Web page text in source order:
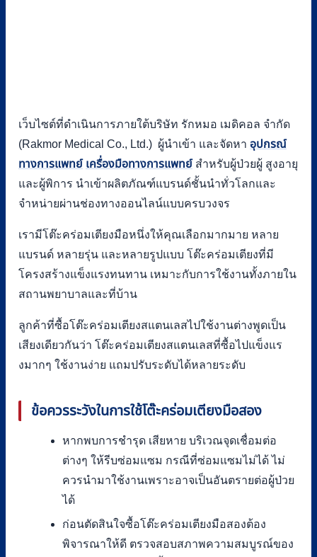
เว็บไซต์ที่ดำเนินการภายใต้บริษัท รักหมอ เมดิคอล จำกัด
(Rakmor Medical Co., Ltd.) ผู้นำเข้า และจัดหา อุปกรณ์
ทางการแพทย์ เครื่องมือทางการแพทย์สำหรับผู้ป่วยผู้ สูงอายุ
และผู้พิการ นำเข้าผลิตภัณฑ์แบรนด์ชั้นนำทั่วโลกและ
จำหน่ายผ่านช่องทางออนไลน์แบบครบวงจร
เรามีโต๊ะคร่อมเตียงมือหนึ่งให้คุณเลือกมากมาย หลาย
แบรนด์ หลายรุ่น และหลายรูปแบบ โต๊ะคร่อมเตียงที่มี
โครงสร้างแข็งแรงทนทาน เหมาะกับการใช้งานทั้งภายใน
สถานพยาบาลและที่บ้าน
ลูกค้าที่ซื้อโต๊ะคร่อมเตียงสแตนเลสไปใช้งานต่างพูดเป็น
เสียงเดียวกันว่า โต๊ะคร่อมเตียงสแตนเลสที่ซื้อไปแข็งแร
งมากๆ ใช้งานง่าย แถมปรับระดับได้หลายระดับ
ข้อควรระวังในการใช้โต๊ะคร่อมเตียงมือสอง
หากพบการชำรุด เสียหาย บริเวณจุดเชื่อมต่อ
ต่างๆ ให้รีบซ่อมแซม กรณีที่ซ่อมแซมไม่ได้ ไม่
ควรนำมาใช้งานเพราะอาจเป็นอันตรายต่อผู้ป่วย
ได้
ก่อนตัดสินใจซื้อโต๊ะคร่อมเตียงมือสองต้อง
พิจารณาให้ดี ตรวจสอบสภาพความสมบูรณ์ของ